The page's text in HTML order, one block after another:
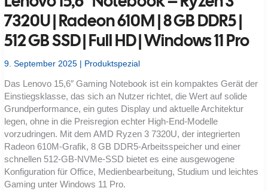
7320U | Radeon 610M | 8 GB DDR5 |
512 GB SSD | Full HD | Windows 11 Pro
9. September 2025 Produktspezial
Das Lenovo 15,6″ Gaming Notebook ist ein kompaktes Gerät der
Einstiegsklasse, das sich an Nutzer richtet, die Wert auf solide
Grundperformance, ein gutes Display und aktuelle Architektur
legen, ohne in die Preisregion echter High-End-Modelle
vorzudringen. Mit dem AMD Ryzen 3 7320U, der integrierten
Radeon 610M-Grafik, 8 GB DDR5-Arbeitsspeicher und einer
schnellen 512-GB-NVMe-SSD bietet es eine ausgewogene
Konfiguration für Office, Medienbearbeitung, Studium und leichtes
Gaming unter Windows 11 Pro.